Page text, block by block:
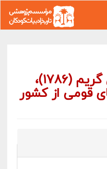
زادروز ویلهلم کارل گریم (۱۷۸۶)،
قومی از کشور